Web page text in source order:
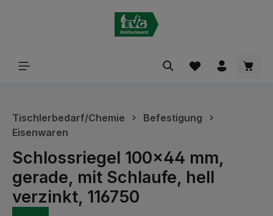
Tischlerbedarf/Chemie
Befestigung
Eisenwaren
Schlossriegel 100x44 mm,
gerade, mit Schlaufe, hell
verzinkt, 116750